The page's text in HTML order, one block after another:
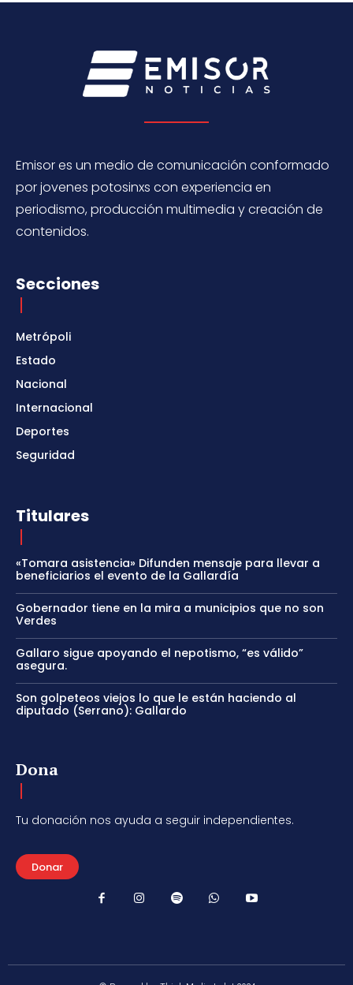
Emisor es un medio de comunicación conformado
por jovenes potosinxs con experiencia en
periodismo, producción multimedia y creación de
contenidos.
Secciones
Metrópoli
Estado
Nacional
Internacional
Deportes
Seguridad
Titulares
«Tomara asistencia» Difunden mensaje para llevar a
beneficiarios el evento de la Gallardía
Gobernador tiene en la mira a municipios que no son
Verdes
Gallaro sigue apoyando el nepotismo, “es válido”
asegura.
Son golpeteos viejos lo que le están haciendo al
diputado (Serrano): Gallardo
Dona
Tu donación nos ayuda a seguir independientes.
Donar